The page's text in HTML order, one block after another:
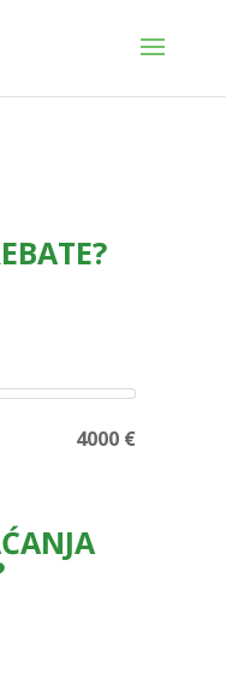
4000 €